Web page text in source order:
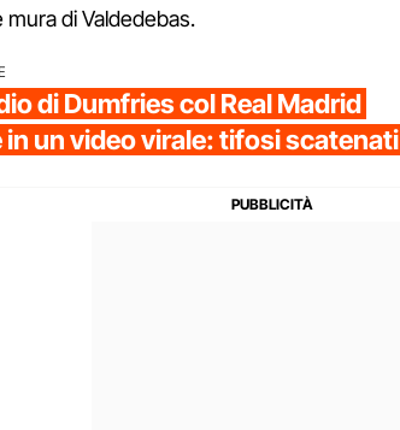
mura di Valdedebas.
di Dumfries col Real Madrid
un video virale: tifosi scatenati